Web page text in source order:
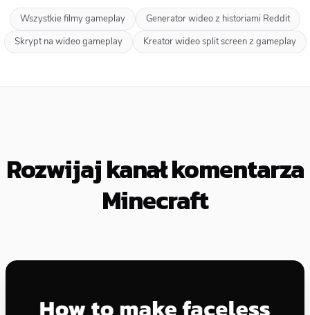
Wszystkie filmy gameplay
Generator wideo z historiami Reddit
Skrypt na wideo gameplay
Kreator wideo split screen z gameplay
Rozwijaj kanał komentarza
Minecraft